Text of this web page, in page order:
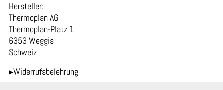
Hersteller:
Thermoplan AG
Thermoplan-Platz 1
6353 Weggis
Schweiz
▸Widerrufsbelehrung